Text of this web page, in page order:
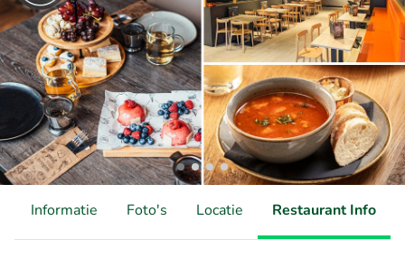
Informatie Foto's Locatie Restaurant Info